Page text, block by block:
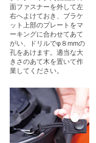
面ファスナーを外して左
右へよけておき、ブラケ
ット上部のプレートをマ
ーキングに合わせてあて
がい、ドリルでφ８mmの
孔をあけます。適当な大
きさのあて木を置いて作
業してください。